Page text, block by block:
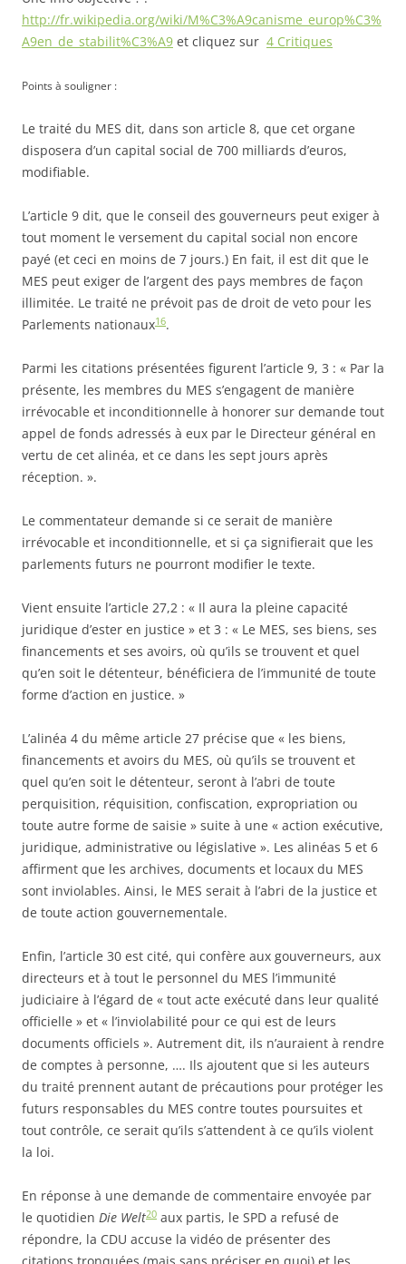
http://fr.wikipedia.org/wiki/M%C3%A9canisme_europ%C3%
A9en_de_stabilit%C3%A9 et cliquez sur 4 Critiques
Points à souligner :
Le traité du MES dit, dans son article 8, que cet organe
disposera d’un capital social de 700 milliards d’euros,
modifiable.
L’article 9 dit, que le conseil des gouverneurs peut exiger à
tout moment le versement du capital social non encore
payé (et ceci en moins de 7 jours.) En fait, il est dit que le
MES peut exiger de l’argent des pays membres de façon
illimitée. Le traité ne prévoit pas de droit de veto pour les
Parlements nationaux16.
Parmi les citations présentées figurent l’article 9, 3 : « Par la
présente, les membres du MES s’engagent de manière
irrévocable et inconditionnelle à honorer sur demande tout
appel de fonds adressés à eux par le Directeur général en
vertu de cet alinéa, et ce dans les sept jours après
réception. ».
Le commentateur demande si ce serait de manière
irrévocable et inconditionnelle, et si ça signifierait que les
parlements futurs ne pourront modifier le texte.
Vient ensuite l’article 27,2 : « Il aura la pleine capacité
juridique d’ester en justice » et 3 : « Le MES, ses biens, ses
financements et ses avoirs, où qu’ils se trouvent et quel
qu’en soit le détenteur, bénéficiera de l’immunité de toute
forme d’action en justice. »
L’alinéa 4 du même article 27 précise que « les biens,
financements et avoirs du MES, où qu’ils se trouvent et
quel qu’en soit le détenteur, seront à l’abri de toute
perquisition, réquisition, confiscation, expropriation ou
toute autre forme de saisie » suite à une « action exécutive,
juridique, administrative ou législative ». Les alinéas 5 et 6
affirment que les archives, documents et locaux du MES
sont inviolables. Ainsi, le MES serait à l’abri de la justice et
de toute action gouvernementale.
Enfin, l’article 30 est cité, qui confère aux gouverneurs, aux
directeurs et à tout le personnel du MES l’immunité
judiciaire à l’égard de « tout acte exécuté dans leur qualité
officielle » et « l’inviolabilité pour ce qui est de leurs
documents officiels ». Autrement dit, ils n’auraient à rendre
de comptes à personne, …. Ils ajoutent que si les auteurs
du traité prennent autant de précautions pour protéger les
futurs responsables du MES contre toutes poursuites et
tout contrôle, ce serait qu’ils s’attendent à ce qu’ils violent
la loi.
En réponse à une demande de commentaire envoyée par
le quotidien Die Welt20 aux partis, le SPD a refusé de
répondre, la CDU accuse la vidéo de présenter des